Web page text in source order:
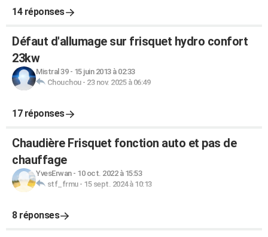
14 réponses
Défaut d'allumage sur frisquet hydro confort
23kw
Mistral 39- 15 juin 2013 à 02:33
Chouchou- 23 nov. 2025 à 06:49
17 réponses
Chaudière Frisquet fonction auto et pas de
chauffage
YvesErwan- 10 oct. 2022 à 15:53
stf_frmu- 15 sept. 2024 à 10:13
8 réponses